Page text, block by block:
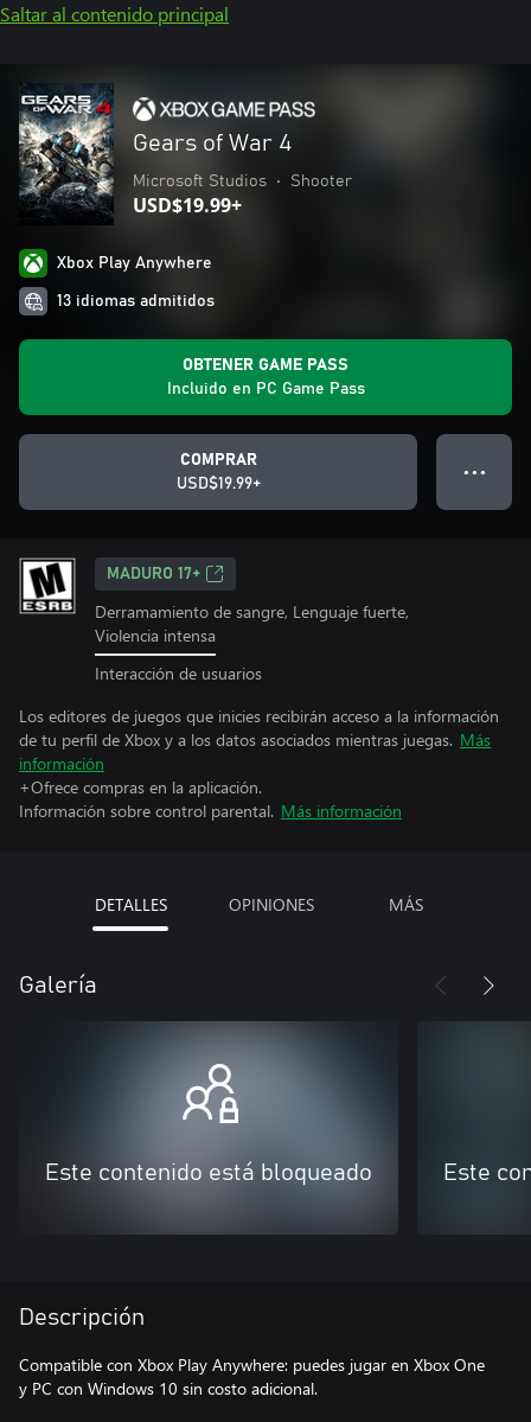
Saltar al contenido principal
Gears of War 4
Microsoft Studios • Shooter
USD$19.99+
Xbox Play Anywhere
13 idiomas admitidos
OBTENER GAME PASS
Incluido en PC Game Pass
COMPRAR
USD$19.99+
● ● ●
MADURO 17+
Derramamiento de sangre, Lenguaje fuerte,
Violencia intensa
Interacción de usuarios
Los editores de juegos que inicies recibirán acceso a la información
de tu perfil de Xbox y a los datos asociados mientras juegas. Más
información
+Ofrece compras en la aplicación.
Información sobre control parental. Más información
DETALLES OPINIONES MÁS
Galería
Este contenido está bloqueado Este
Descripción
Compatible con Xbox Play Anywhere: puedes jugar en Xbox One
y PC con Windows 10 sin costo adicional.